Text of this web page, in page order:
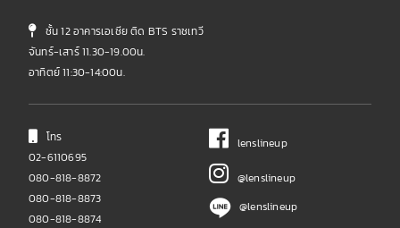
ชั้น 12 อาคารเอเชีย ติด BTS ราชเทวี
จันทร์-เสาร์ 11.30-19.00น.
อาทิตย์ 11:30-14:00น.
โทร
02-6110695
080-818-8872
080-818-8873
080-818-8874
lenslineup
@lenslineup
@lenslineup